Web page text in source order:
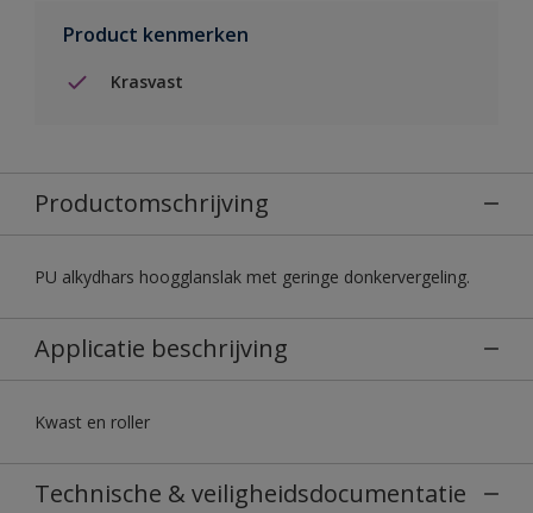
Product kenmerken
Krasvast
Productomschrijving
PU alkydhars hoogglanslak met geringe donkervergeling.
Applicatie beschrijving
Kwast en roller
Technische & veiligheidsdocumentatie